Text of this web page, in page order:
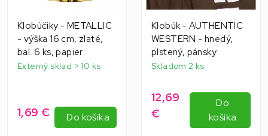
Klobúčiky - METALLIC
- výška 16 cm, zlaté,
bal. 6 ks, papier
Externý sklad > 10 ks
1,69 € Do košíka
Klobúk - AUTHENTIC
WESTERN - hnedý,
plstený, pánsky
Skladom 2 ks
12,69
€
Do
košíka